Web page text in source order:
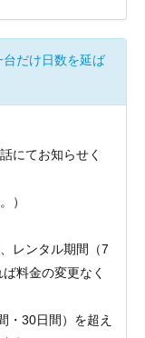
だけ日数を延ば
にてお知らせく
）
レンタル期間（7
料金の変更なく
・30日間）を超え